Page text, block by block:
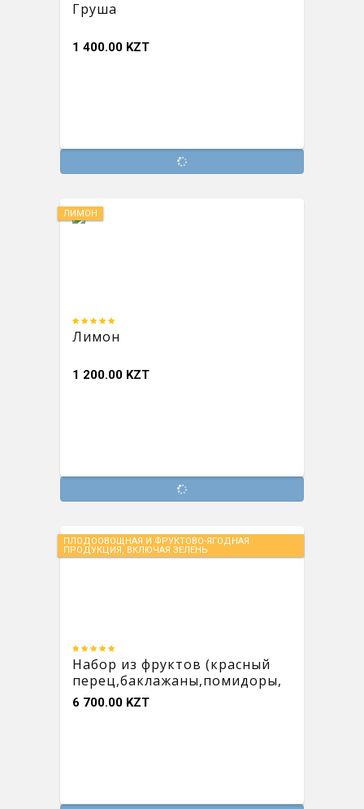
Груша
1 400.00 KZT
ЛИМОН
Лимон
1 200.00 KZT
ПЛОДООВОЩНАЯ И ФРУКТОВО-ЯГОДНАЯ
ПРОДУКЦИЯ, ВКЛЮЧАЯ ЗЕЛЕНЬ
Набор из фруктов (красный
перец,баклажаны,помидоры,
огурцы красный перец)
6 700.00 KZT